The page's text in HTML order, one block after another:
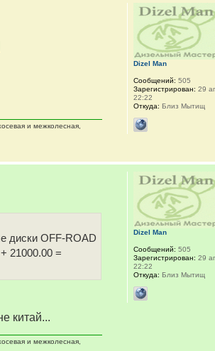
и межколесная,
Dizel Man
Сообщений: 505
Зарегистрирован: 29
22:22
Откуда: Близ Мытищ
диски OFF-ROAD
21000.00 =
китай...
и межколесная,
Dizel Man
Сообщений: 505
Зарегистрирован: 29
22:22
Откуда: Близ Мытищ